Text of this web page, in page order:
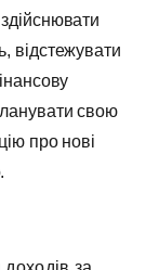
відстежувати
свою
про нові